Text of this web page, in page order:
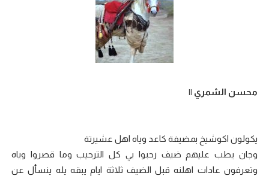
محسن الشمري ||
يكولون اكوشيخ بمضيفة كاعد وياه اهل عشيرتة
وجان يطب عليهم ضيف رحبوا بي كل الترحيب وما قصروا وياه
وتعرفون عادات اهلنه قبل الضيف ثلاثة ايام يبقه يله ينسأل عن